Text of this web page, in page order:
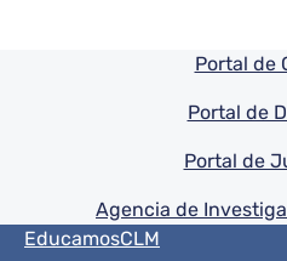
Pie de paginaPortal de
Portal de
Portal de
Agencia de
Menú del pie
EducamosCLM